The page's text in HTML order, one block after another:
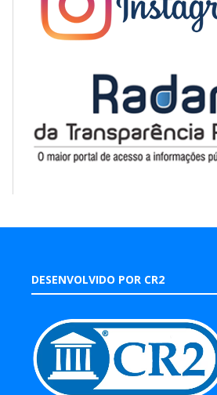
DESENVOLVIDO POR CR2